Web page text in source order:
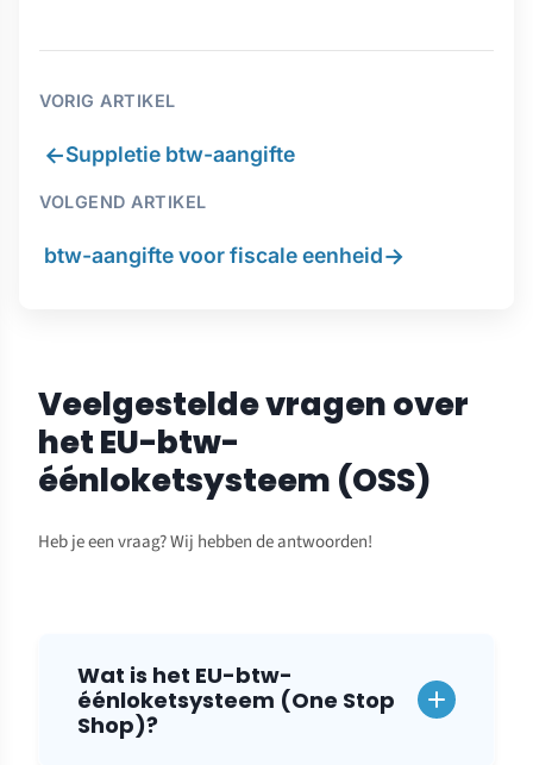
VORIG ARTIKEL
←Suppletie btw-aangifte
VOLGEND ARTIKEL
btw-aangifte voor fiscale eenheid→
Veelgestelde vragen over
het EU-btw-
éénloketsysteem (OSS)
Heb je een vraag? Wij hebben de antwoorden!
Wat is het EU-btw-
éénloketsysteem (One Stop
Shop)?